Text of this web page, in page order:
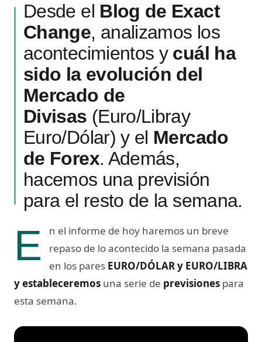
Desde el Blog de Exact
Change, analizamos los
acontecimientos y cuál ha
sido la evolución del
Mercado de
Divisas (Euro/Libray
Euro/Dólar) y el Mercado
de Forex. Además,
hacemos una previsión
para el resto de la semana.
E
n el informe de hoy haremos un breve
repaso de lo acontecido la semana pasada
en los pares EURO/DÓLAR y EURO/LIBRA
yestableceremos una serie de previsiones para
esta semana.